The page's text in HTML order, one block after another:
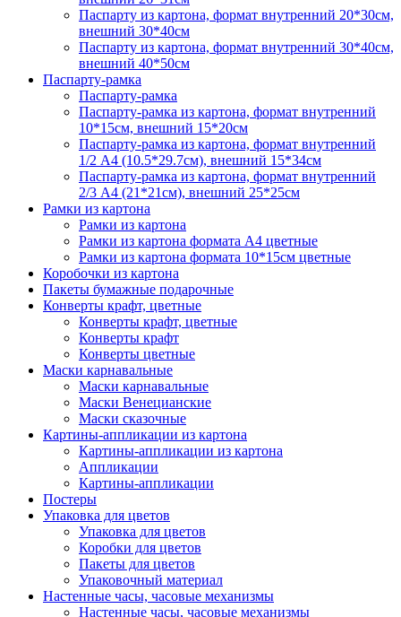
Паспарту из картона, формат внутренний 20*30см,
внешний 30*40см
Паспарту из картона, формат внутренний 30*40см,
внешний 40*50см
Паспарту-рамка
Паспарту-рамка
Паспарту-рамка из картона, формат внутренний
10*15см, внешний 15*20см
Паспарту-рамка из картона, формат внутренний
1/2 А4 (10.5*29.7см), внешний 15*34см
Паспарту-рамка из картона, формат внутренний
2/3 А4 (21*21см), внешний 25*25см
Рамки из картона
Рамки из картона
Рамки из картона формата А4 цветные
Рамки из картона формата 10*15см цветные
Коробочки из картона
Пакеты бумажные подарочные
Конверты крафт, цветные
Конверты крафт, цветные
Конверты крафт
Конверты цветные
Маски карнавальные
Маски карнавальные
Маски Венецианские
Маски сказочные
Картины-аппликации из картона
Картины-аппликации из картона
Аппликации
Картины-аппликации
Постеры
Упаковка для цветов
Упаковка для цветов
Коробки для цветов
Пакеты для цветов
Упаковочный материал
Настенные часы, часовые механизмы
Настенные часы, часовые механизмы